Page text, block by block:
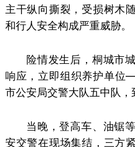
主干纵向撕裂，受损树木
和行人安全构成严重威胁。
险情发生后，桐城市
响应，立即组织养护单位
市公安局交警大队五中队，
当晚，登高车、油锯
安交警在现场集结，三方